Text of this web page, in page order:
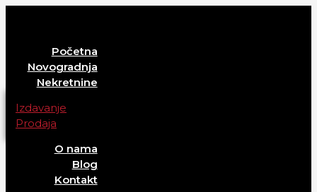
Skip
Početna
Novogradnja
Nekretnine
Izdavanje
Prodaja
O nama
Blog
Kontakt